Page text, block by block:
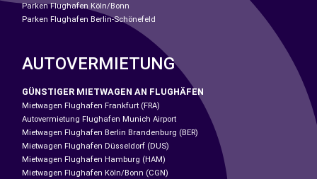
Parken Flughafen Köln/Bonn
Parken Flughafen Berlin-Schönefeld
AUTOVERMIETUNG
GÜNSTIGER MIETWAGEN AN FLUGHÄFEN
Mietwagen Flughafen Frankfurt (FRA)
Autovermietung Flughafen Munich Airport
Mietwagen Flughafen Berlin Brandenburg (BER)
Mietwagen Flughafen Düsseldorf (DUS)
Mietwagen Flughafen Hamburg (HAM)
Mietwagen Flughafen Köln/Bonn (CGN)